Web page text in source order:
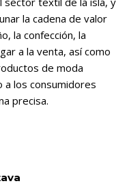
la cadena de valor
la confección, la
a la venta, así como
de moda
los consumidores
precisa.